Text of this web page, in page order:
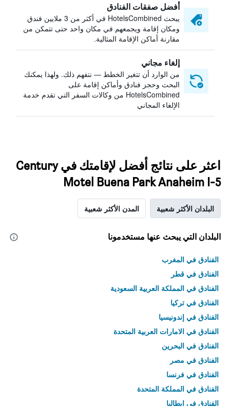
أفضل صفقات الفنادق
يبحث HotelsCombined في أكثر من 3 ملايين فندق
ومكان إقامة ويجمعهم في مكان واحد حتى تتمكن من
مقارنة أماكن الإقامة المثالية.
إلغاء مجاني
من الوارد أن تتغير الخطط — نتفهم ذلك. ولهذا يمكنك
البحث وحجز فنادق وأماكن إقامة على
HotelsCombined من وكالات السفر التي تقدم خدمة
الإلغاء المجاني
اعثر على نتائج أفضل لإقامتك في Century
Motel Buena Park Anaheim I-5
البلدان الأكثر شعبية المدن الأكثر شعبية
البلدان التي يبحث عنها مستخدمونا
الفنادق في المغرب
الفنادق في قطر
الفنادق في المملكة العربية السعودية
الفنادق في تركيا
الفنادق في إندونيسيا
الفنادق في الامارات العربية المتحدة
الفنادق في البحرين
الفنادق في مصر
الفنادق في فرنسا
الفنادق في المملكة المتحدة
الفنادق في إيطاليا